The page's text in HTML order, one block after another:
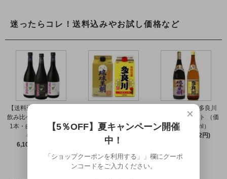
迷ったらコレ！送料込みやお試し価格など
【送料込】イムゲー 2種
飲み比べ（黒ラベル37度
1本・白ラベル25度2本
各720ml）
6,100円(税555円)
セット 紙パック（30度
各900ml）
3,799円(税345円)
泡盛 琉球王朝＆多良川
飲み比べ2本セット （価
格30度 1800ml）
7,500円(税682円)
×
【5％OFF】夏キャンペーン開催
中！
「ショップクーポンを利用する」」欄にクーポ
ンコードをご入力ください。